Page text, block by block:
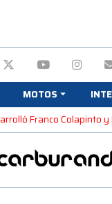
MOTOS
Franco Colapinto